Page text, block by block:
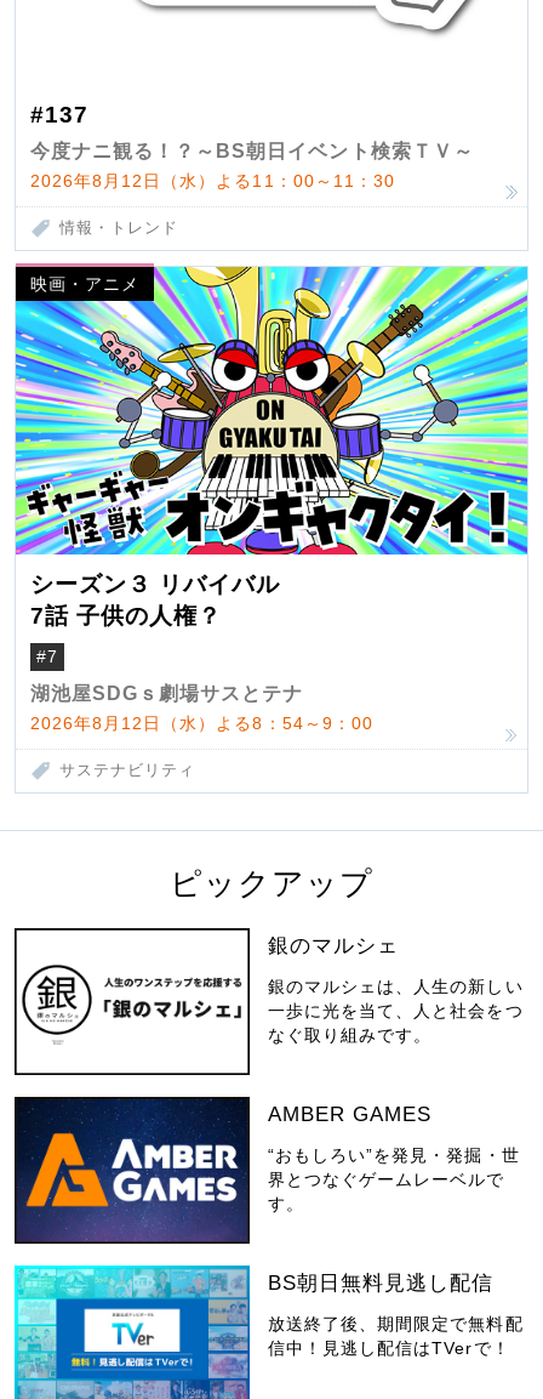
#137
今度ナニ観る！？～BS朝日イベント検索ＴＶ～
2026年8月12日（水）よる11：00～11：30
情報・トレンド
映画・アニメ
シーズン３ リバイバル
7話 子供の人権？
#7
湖池屋SDGｓ劇場サスとテナ
2026年8月12日（水）よる8：54～9：00
サステナビリティ
ピックアップ
銀のマルシェ
銀のマルシェは、人生の新しい
一歩に光を当て、人と社会をつ
なぐ取り組みです。
AMBER GAMES
“おもしろい”を発見・発掘・世
界とつなぐゲームレーベルで
す。
BS朝日無料見逃し配信
放送終了後、期間限定で無料配
信中！見逃し配信はTVerで！